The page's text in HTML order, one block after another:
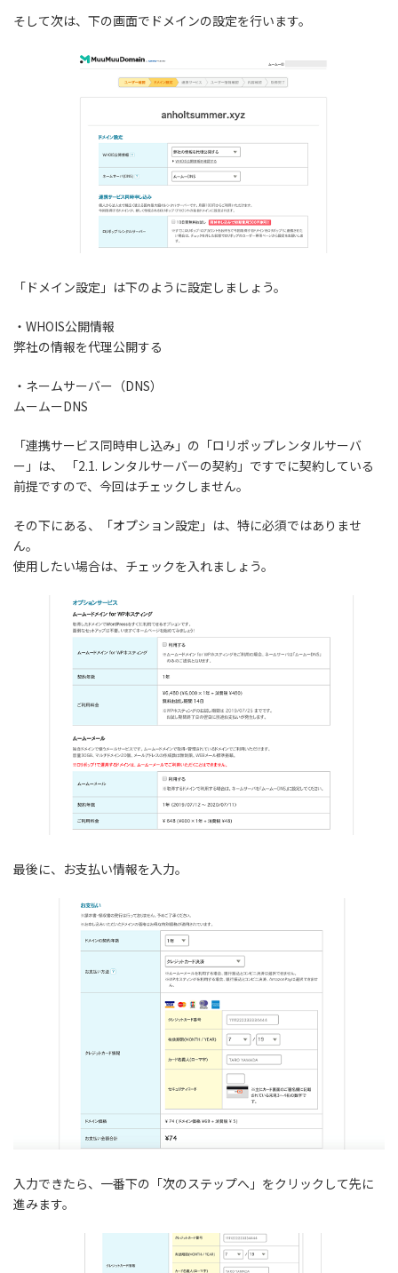
そして次は、下の画面でドメインの設定を行います。
「ドメイン設定」は下のように設定しましょう。
・WHOIS公開情報
弊社の情報を代理公開する
・ネームサーバー（DNS）
ムームーDNS
「連携サービス同時申し込み」の「ロリポップレンタルサーバ
ー」は、 「2.1. レンタルサーバーの契約」ですでに契約している
前提ですので、今回はチェックしません。
その下にある、「オプション設定」は、特に必須ではありませ
ん。
使用したい場合は、チェックを入れましょう。
最後に、お支払い情報を入力。
入力できたら、一番下の「次のステップへ」をクリックして先に
進みます。